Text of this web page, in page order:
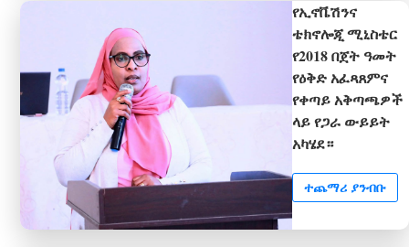
የኢኖቬሽንና
ቴክኖሎጂ ሚኒስቴር
የ2018 በጀት ዓመት
የዕቅድ አፈጻጸምና
የቀጣይ አቅጣጫዎች
ላይ የጋራ ውይይት
አካሄደ።
ተጨማሪ ያንብቡ